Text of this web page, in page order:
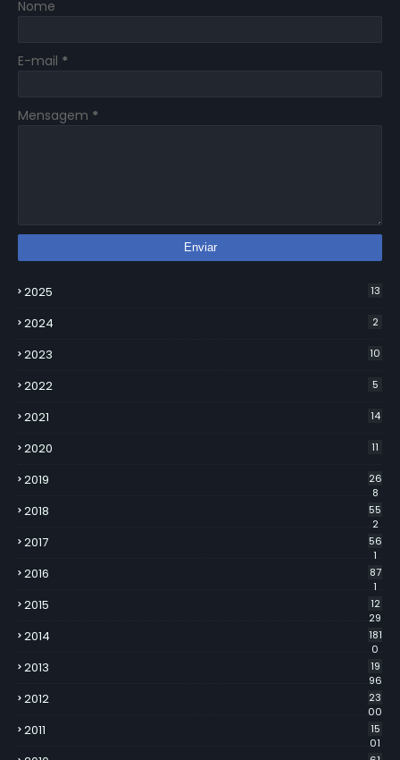
Nome
E-mail *
Mensagem *
2025 13
2024 2
2023 10
2022 5
2021 14
2020 11
2019
26
8
2018
55
2
2017
56
1
2016
87
1
2015
12
29
2014
181
0
2013
19
96
2012
23
00
2011
15
01